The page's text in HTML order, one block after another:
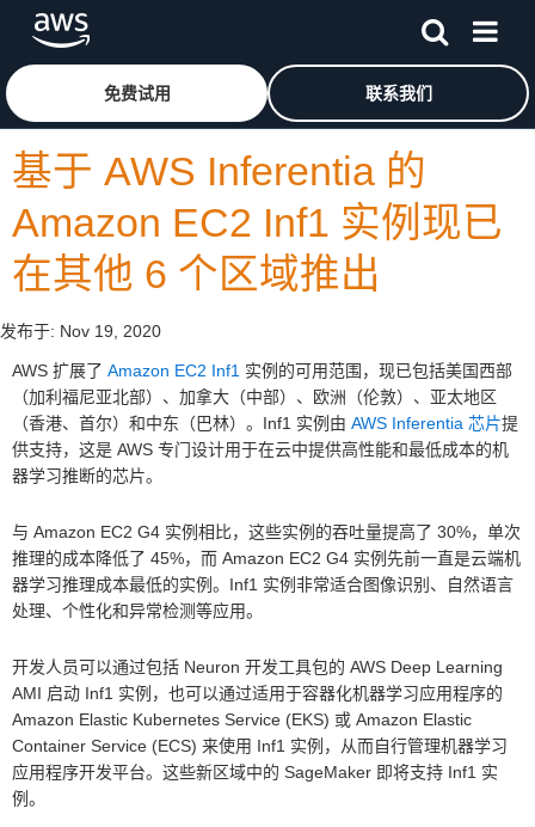
跳至主要内容
免费试用 联系我们
基于 AWS Inferentia 的
Amazon EC2 Inf1 实例现已
在其他 6 个区域推出
发布于: Nov 19, 2020
AWS 扩展了 Amazon EC2 Inf1 实例的可用范围，现已包括美国西部
（加利福尼亚北部）、加拿大（中部）、欧洲（伦敦）、亚太地区
（香港、首尔）和中东（巴林）。Inf1 实例由 AWS Inferentia 芯片提
供支持，这是 AWS 专门设计用于在云中提供高性能和最低成本的机
器学习推断的芯片。
与 Amazon EC2 G4 实例相比，这些实例的吞吐量提高了 30%，单次
推理的成本降低了 45%，而 Amazon EC2 G4 实例先前一直是云端机
器学习推理成本最低的实例。Inf1 实例非常适合图像识别、自然语言
处理、个性化和异常检测等应用。
开发人员可以通过包括 Neuron 开发工具包的 AWS Deep Learning
AMI 启动 Inf1 实例，也可以通过适用于容器化机器学习应用程序的
Amazon Elastic Kubernetes Service (EKS) 或 Amazon Elastic
Container Service (ECS) 来使用 Inf1 实例，从而自行管理机器学习
应用程序开发平台。这些新区域中的 SageMaker 即将支持 Inf1 实
例。